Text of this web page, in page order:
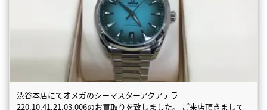
渋谷本店にてオメガのシーマスターアクアテラ
220.10.41.21.03.006のお買取りを致しました。 ご来店頂きまして